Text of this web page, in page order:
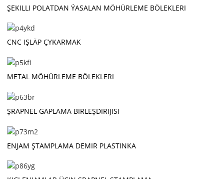
ŞEKILLI POLATDAN ÝASALAN MÖHÜRLEME BÖLEKLERI
CNC IŞLÄP ÇYKARMAK
METAL MÖHÜRLEME BÖLEKLERI
ŞRAPNEL GAPLAMA BIRLEŞDIRIJISI
ENJAM ŞTAMPLAMA DEMIR PLASTINKA